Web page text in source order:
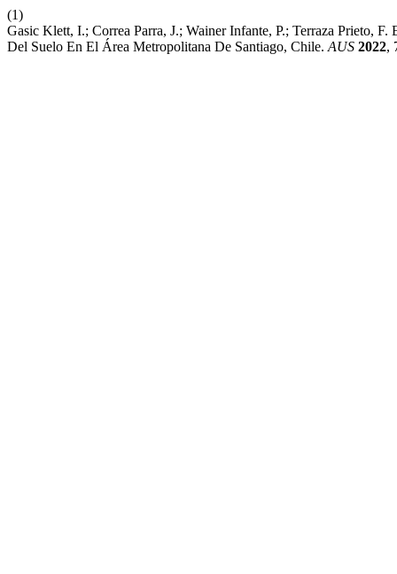
(1)
Gasic Klett, I.; Correa Parra, J.; Wainer Infante, P.; Terraza Prieto,
Del Suelo En El Área Metropolitana De Santiago, Chile. AUS 2022,